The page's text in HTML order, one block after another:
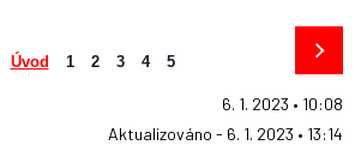
Úvod 1 2 3 4 5
6. 1. 2023 • 10:08
Aktualizováno - 6. 1. 2023 • 13:14